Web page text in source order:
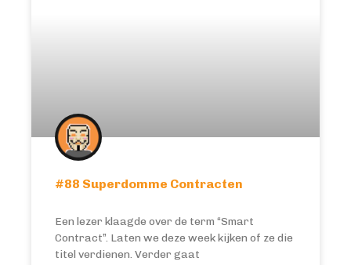
#88 Superdomme Contracten
Een lezer klaagde over de term “Smart
Contract”. Laten we deze week kijken of ze die
titel verdienen. Verder gaat